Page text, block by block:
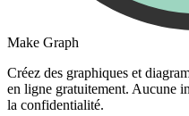
Make Graph
Créez des graphiques et
en ligne gratuitement. Aucune
la confidentialité.